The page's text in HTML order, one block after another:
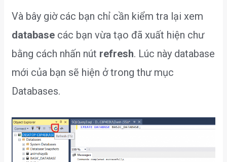
Và bây giờ các bạn chỉ cần kiểm tra lại xem
database các bạn vừa tạo đã xuất hiện chư
bằng cách nhấn nút refresh. Lúc này database
mới của bạn sẽ hiện ở trong thư mục
Databases.